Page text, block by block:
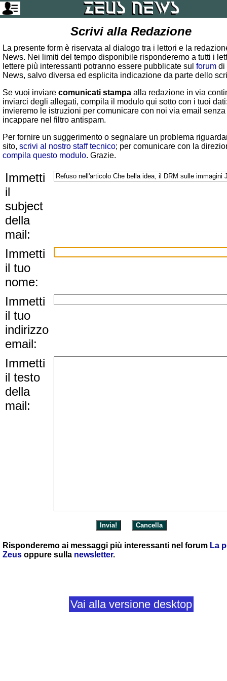
Scrivi alla Redazione
La presente form è riservata al dialogo tra i lettori e la
News. Nei limiti del tempo disponibile risponderemo a tutti i
lettere più interessanti potranno essere pubblicate sul forum di
News, salvo diversa ed esplicita indicazione da parte dello
Se vuoi inviare comunicati stampa alla redazione in via
inviarci degli allegati, compila il modulo qui sotto con i tuoi
invieremo le istruzioni per comunicare con noi via email senza
incappare nel filtro antispam.
Per fornire un suggerimento o segnalare un problema
sito, scrivi al nostro staff tecnico; per comunicare con la
compila questo modulo. Grazie.
Immetti
il
subject
della
mail:
Immetti
il tuo
nome:
Immetti
il tuo
indirizzo
email:
Immetti
il testo
della
mail:
Risponderemo ai messaggi più interessanti nel forum La
Zeus oppure sulla newsletter.
Vai alla versione desktop